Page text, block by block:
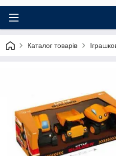
Каталог товарів